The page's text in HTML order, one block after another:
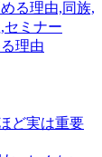
理由
ど実は重要